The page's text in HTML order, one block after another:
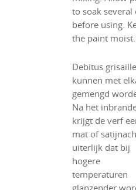
to soak several
before using.
the paint moist.
Debitus
kunnen met
gemengd
Na het
krijgt de verf
mat of
uiterlijk dat bij
hogere
temperaturen